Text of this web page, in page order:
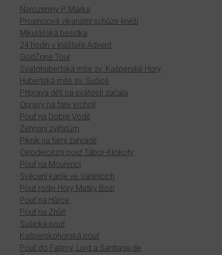
Narozeniny P. Marka
Prosincová vikariátní schůze kněží
Mikulášská besídka
24 hodin v klášteře Advent
GodZone Tour
Svatohubertská mše sv. Kašperské Hory
Hubertská mše sv. Sušice
Příprava dětí na svátosti začala
Opravy na faře vrcholí
Pouť na Dobré Vodě
Žehnání zvířatům
Piknik na farní zahradě
Celodiecézní pouť Tábor-Klokoty
Pouť na Mouřenci
Svěcení kaple ve Vatěticích
Pouť rodin Hory Matky Boží
Pouť na Hůrce
Pouť na Zhůří
Sušická pouť
Kašperskohorská pouť
Pouť do Fatimy, Lurd a Santiaga de